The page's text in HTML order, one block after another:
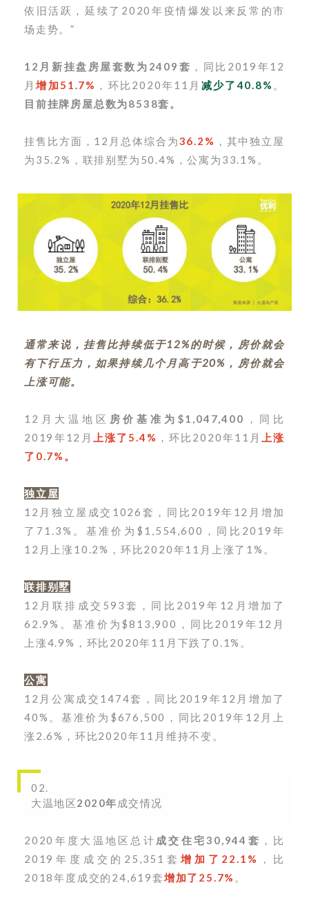
依旧活跃，延续了2020年疫情爆发以来反常的市
场走势。”
12月新挂盘房屋套数为2409套 ，同比2019年12
月增加51.7% ，环比2020年11月 减少了40.8% 。
目前挂牌房屋总数为8538套。
挂售比方面，12月总体综合为36.2% ，其中独立屋
为35.2%，联排别墅为50.4%，公寓为33.1%。
通常来说，挂售比持续低于12%的时候，房价就会
有下行压力，如果持续几个月高于20%，房价就会
上涨可能。
12月大温地区 房价基准为$1,047,400 ，同比
2019年12月
上涨了5.4% ，环比2020年11月
上涨
了0.7%。
独立屋
12月独立屋成交1026套，同比2019年12月增加
了71.3%。 基准价为$1,554,600，同比2019年
12月上涨10.2%，环比2020年11月上涨了1%。
联排别墅
12月联排成交593套，同比2019年12月增加了
62.9%。 基准价为$813,900，同比2019年12月
上涨4.9%，环比2020年11月下跌了0.1%。
公寓
12月公寓成交1474套，同比2019年12月增加了
40%。 基准价为$676,500，同比2019年12月上
涨2.6%，环比2020年11月维持不变。
02.
大温地区2020年 成交情况
2020年度大温地区总计 成交住宅30,944套
，比
2019年度成交的25,351套 增加了22.1%
，比
2018年度成交的24,619套增加了25.7%